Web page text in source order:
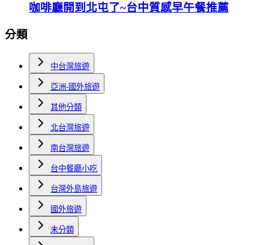
咖啡廳開到北屯了~台中質感早午餐推薦
分類
中台灣旅遊
亞洲-國外旅遊
其他分類
北台灣旅遊
南台灣旅遊
台中餐廳小吃
台灣外島旅遊
國外旅遊
未分類